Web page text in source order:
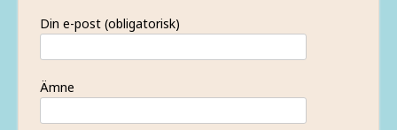
Din e-post (obligatorisk)
Ämne